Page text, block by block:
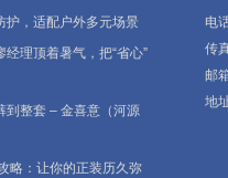
护，适配户外多元场景
理顶着暑气，把“省心”
到整套 – 金喜意（河源
略：让你的正装历久弥
电
传
邮
地